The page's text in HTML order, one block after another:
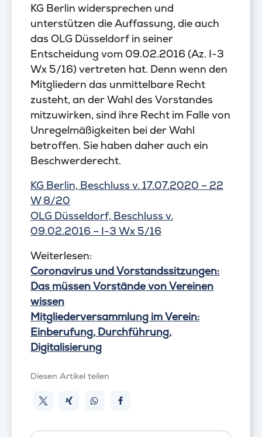
KG Berlin widersprechen und
unterstützen die Auffassung, die auch
das OLG Düsseldorf in seiner
Entscheidung vom 09.02.2016 (Az. I-3
Wx 5/16) vertreten hat. Denn wenn den
Mitgliedern das unmittelbare Recht
zusteht, an der Wahl des Vorstandes
mitzuwirken, sind ihre Recht im Falle von
Unregelmäßigkeiten bei der Wahl
betroffen. Sie haben daher auch ein
Beschwerderecht.
KG Berlin, Beschluss v. 17.07.2020 – 22
W 8/20
OLG Düsseldorf, Beschluss v.
09.02.2016 – I-3 Wx 5/16
Weiterlesen:
Coronavirus und Vorstandssitzungen:
Das müssen Vorstände von Vereinen
wissen
Mitgliederversammlung im Verein:
Einberufung, Durchführung,
Digitalisierung
Diesen Artikel teilen